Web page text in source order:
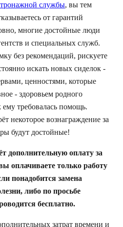
службы, вы тем
от гарантий
многие достойные люди
и специальных служб.
без рекомендаций, рискуете
искать новых сиделок -
ценностями, которые
- здоровьем родного
ему требовалась помощь.
некоторое вознаграждение за
будут достойные!
дополнительную оплату за
оплачиваете только работу
понадобится замена
либо по просьбе
бесплатно.
затрат времени и